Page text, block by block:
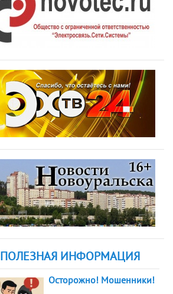
ПОЛЕЗНАЯ ИНФОРМАЦИЯ
Осторожно! Мошенники!